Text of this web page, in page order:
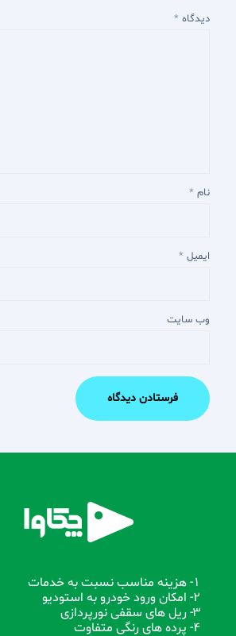
دیدگاه *
نام *
ایمیل *
وب‌ سایت
1- هزینه مناسب نسبت به خدمات
2- امکان ورود خودرو به استودیو
3- ریل های سقفی نورپردازی
4- پرده های رنگی متفاوت